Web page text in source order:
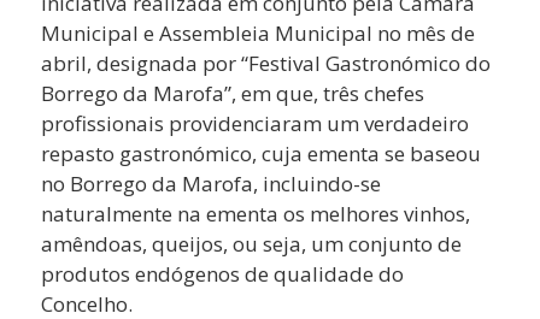
Municipal e Assembleia Municipal no mês de
abril, designada por “Festival Gastronómico do
Borrego da Marofa”, em que, três chefes
profissionais providenciaram um verdadeiro
repasto gastronómico, cuja ementa se baseou
no Borrego da Marofa, incluindo-se
naturalmente na ementa os melhores vinhos,
amêndoas, queijos, ou seja, um conjunto de
produtos endógenos de qualidade do
Concelho.